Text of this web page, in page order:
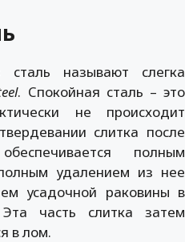
сталь называют слегка
. Cпокойная сталь – это
не происходит
слитка после
полным
удалением из нее
усадочной раковины в
часть слитка затем
в лом.